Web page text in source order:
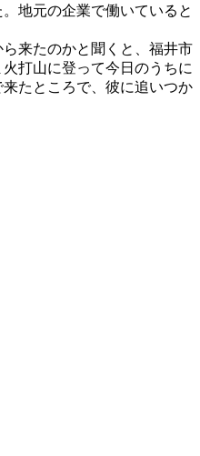
地元の企業で働いていると
来たのかと聞くと、福井市
打山に登って今日のうちに
たところで、彼に追いつか